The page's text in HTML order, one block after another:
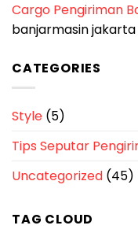
Cargo Pengiriman
banjarmasin jakarta
CATEGORIES
Style (5)
Tips Seputar
Uncategorized (45)
TAG CLOUD